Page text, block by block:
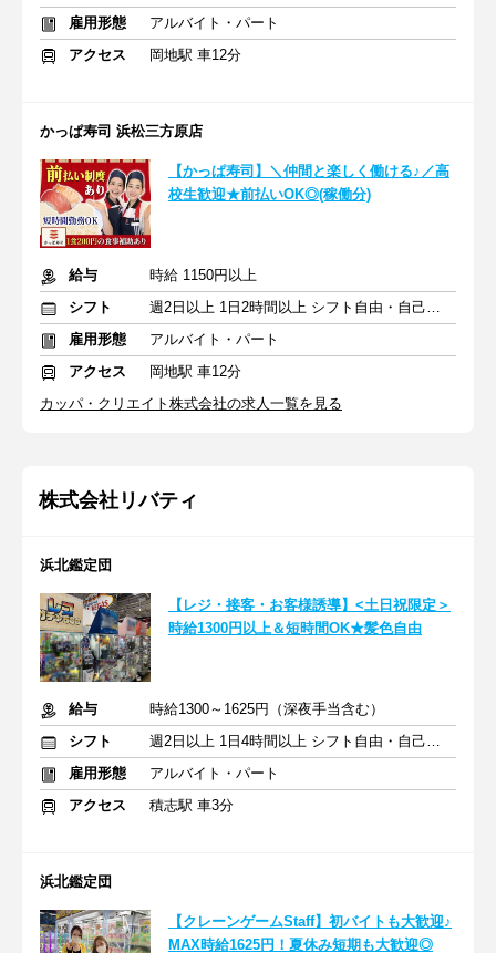
雇用形態
アルバイト・パート
アクセス
岡地駅 車12分
かっぱ寿司 浜松三方原店
【かっぱ寿司】＼仲間と楽しく働ける♪／高
校生歓迎★前払いOK◎(稼働分)
給与
時給 1150円以上
シフト
週2日以上 1日2時間以上 シフト自由・自己申告
雇用形態
アルバイト・パート
アクセス
岡地駅 車12分
カッパ・クリエイト株式会社の求人一覧を見る
株式会社リバティ
浜北鑑定団
【レジ・接客・お客様誘導】<土日祝限定＞
時給1300円以上＆短時間OK★髪色自由
給与
時給1300～1625円（深夜手当含む）
シフト
週2日以上 1日4時間以上 シフト自由・自己申告
雇用形態
アルバイト・パート
アクセス
積志駅 車3分
浜北鑑定団
【クレーンゲームStaff】初バイトも大歓迎♪
MAX時給1625円！夏休み短期も大歓迎◎